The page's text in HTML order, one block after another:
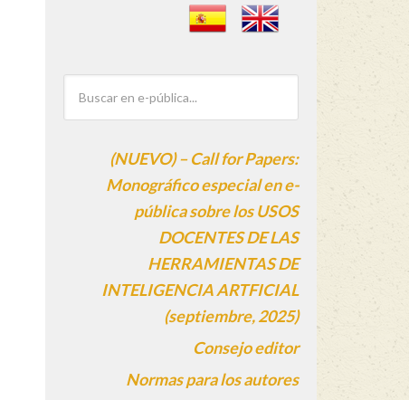
(NUEVO) – Call for Papers:
Monográfico especial en e-
pública sobre los USOS
DOCENTES DE LAS
HERRAMIENTAS DE
INTELIGENCIA ARTFICIAL
(septiembre, 2025)
Consejo editor
Normas para los autores